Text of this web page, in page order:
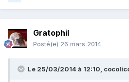
Gratophil
Posté(e) 26 mars 2014
Le 25/03/2014 à 12:10,